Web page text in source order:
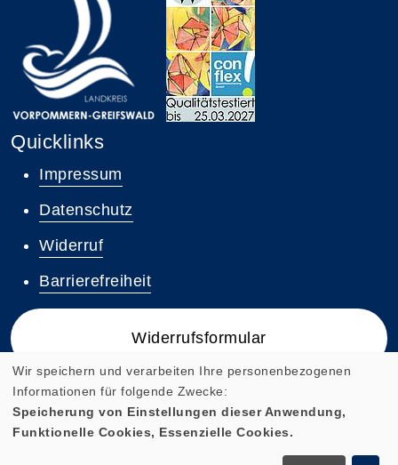
Quicklinks
Impressum
Datenschutz
Widerruf
Barrierefreiheit
Widerrufsformular
Cookie Einstellungen
Wir speichern und verarbeiten Ihre personenbezogenen
Informationen für folgende Zwecke:
Speicherung von Einstellungen dieser Anwendung,
Funktionelle Cookies, Essenzielle Cookies.